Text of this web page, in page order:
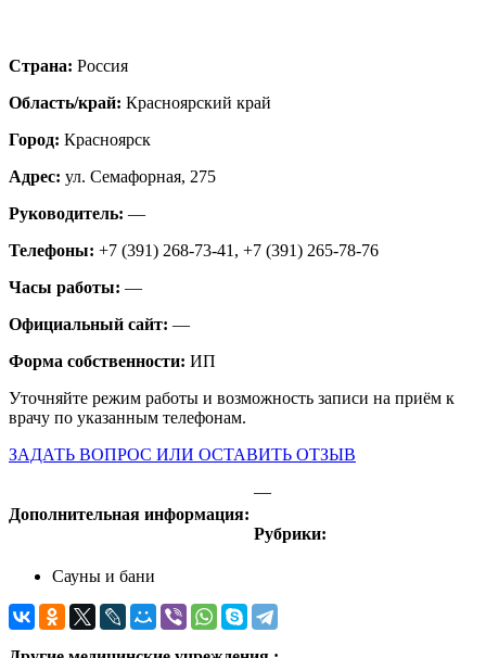
Страна: Россия
Область/край: Красноярский край
Город: Красноярск
Адрес: ул. Семафорная, 275
Руководитель: —
Телефоны: +7 (391) 268-73-41, +7 (391) 265-78-76
Часы работы: —
Официальный сайт: —
Форма собственности: ИП
Уточняйте режим работы и возможность записи на приём к
врачу по указанным телефонам.
ЗАДАТЬ ВОПРОС ИЛИ ОСТАВИТЬ ОТЗЫВ
Дополнительная информация:
—
Рубрики:
Сауны и бани